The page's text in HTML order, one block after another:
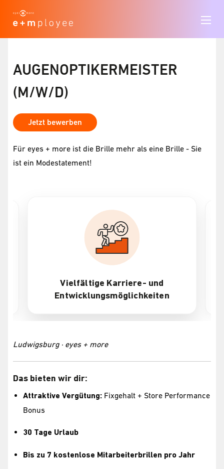
AUGENOPTIKERMEISTER
(M/W/D)
Jetzt bewerben
Für eyes + more ist die Brille mehr als eine Brille - Sie
ist ein Modestatement!
Vielfältige Karriere- und
Entwicklungsmöglichkeiten
Ludwigsburg · eyes + more
Das bieten wir dir:
Attraktive Vergütung: Fixgehalt + Store Performance
Bonus
30 Tage Urlaub
Bis zu 7 kostenlose Mitarbeiterbrillen pro Jahr